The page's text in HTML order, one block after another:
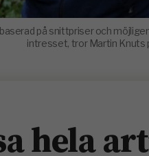
på snittpriser och
intresset, tror Martin Knuts
hela